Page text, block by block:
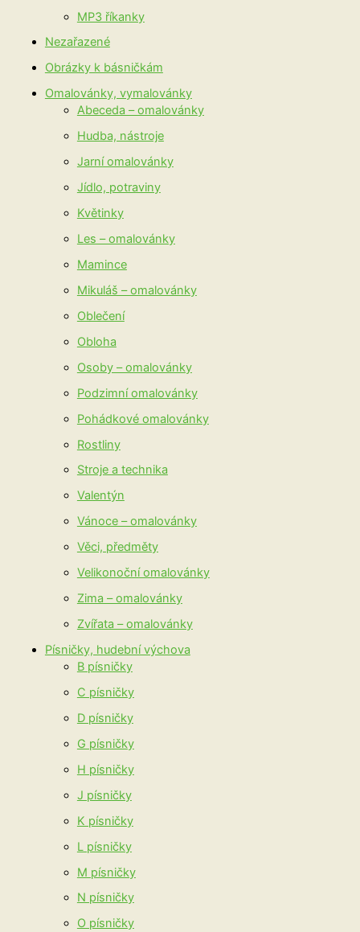
MP3 říkanky
Nezařazené
Obrázky k básničkám
Omalovánky, vymalovánky
Abeceda – omalovánky
Hudba, nástroje
Jarní omalovánky
Jídlo, potraviny
Květinky
Les – omalovánky
Mamince
Mikuláš – omalovánky
Oblečení
Obloha
Osoby – omalovánky
Podzimní omalovánky
Pohádkové omalovánky
Rostliny
Stroje a technika
Valentýn
Vánoce – omalovánky
Věci, předměty
Velikonoční omalovánky
Zima – omalovánky
Zvířata – omalovánky
Písničky, hudební výchova
B písničky
C písničky
D písničky
G písničky
H písničky
J písničky
K písničky
L písničky
M písničky
N písničky
O písničky